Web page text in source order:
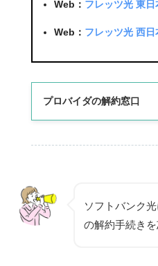
Web： フレッツ光 東日
Web： フレッツ光 西日
プロバイダの解約窓口
＠nifty
(
ソフトバンク
の解約手続きを